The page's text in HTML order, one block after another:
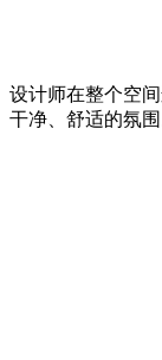
设计师在整个空
干净、舒适的氛围